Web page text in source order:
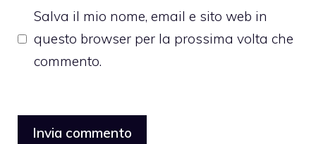
Salva il mio nome, email e sito web in
questo browser per la prossima volta che
commento.